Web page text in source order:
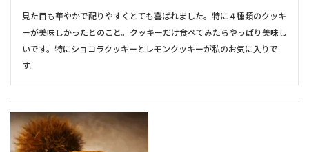
見た目も華やかで配りやすくとても喜ばれました。特に４種類のクッキ
ーが美味しかったとのこと。クッキーだけ食べてみたらやっぱり美味し
いです。特にショコラクッキーとレモンクッキーが私のお気に入りで
す。